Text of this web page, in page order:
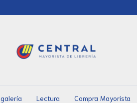
Lectura Compra Mayorista